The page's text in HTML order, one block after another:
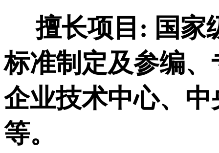
擅长项目: 国家
标准制定及参编
企业技术中心、
等。